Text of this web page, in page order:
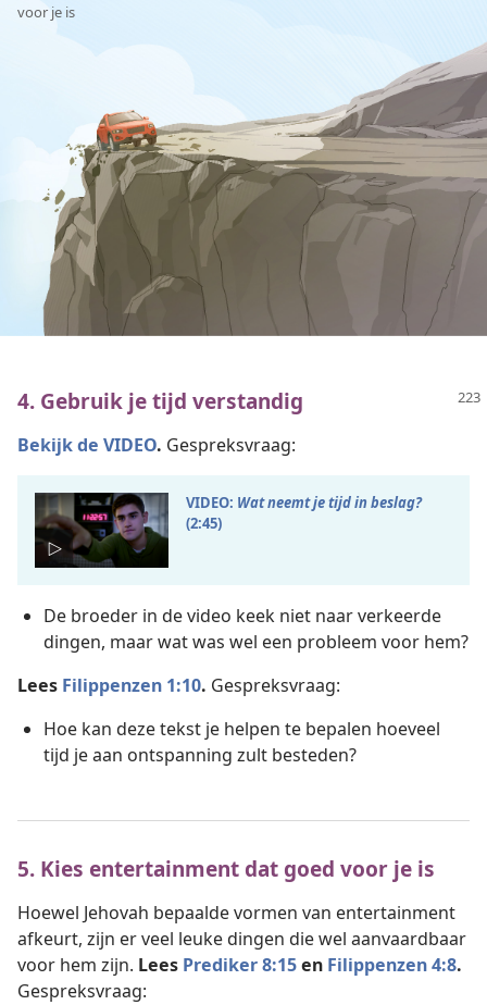
voor je is
4. Gebruik je tijd verstandig
Bekijk de VIDEO. Gespreksvraag:
VIDEO: Wat neemt je tijd in beslag?
(2:45)
De broeder in de video keek niet naar verkeerde
dingen, maar wat was wel een probleem voor hem?
Lees Filippenzen 1:10. Gespreksvraag:
Hoe kan deze tekst je helpen te bepalen hoeveel
tijd je aan ontspanning zult besteden?
5. Kies entertainment dat goed voor je is
Hoewel Jehovah bepaalde vormen van entertainment
afkeurt, zijn er veel leuke dingen die wel aanvaardbaar
voor hem zijn. Lees Prediker 8:15en Filippenzen 4:8.
Gespreksvraag: